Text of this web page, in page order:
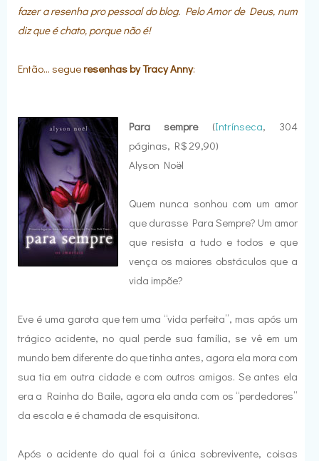
fazer a resenha pro pessoal do blog. Pelo Amor de Deus, num
diz que é chato, porque não é!
Então... segueresenhas by Tracy Anny:
Para sempre(Intrínseca, 304
páginas, R$ 29,90)
Alyson Noël
Quem nunca sonhou com um amor
que durasse Para Sempre? Um amor
que resista a tudo e todos e que
vença os maiores obstáculos que a
vida impõe?
Eve é uma garota que tem uma “vida perfeita”, mas após um
trágico acidente, no qual perde sua família, se vê em um
mundo bem diferente do que tinha antes, agora ela mora com
sua tia em outra cidade e com outros amigos. Se antes ela
era a Rainha do Baile, agora ela anda com os “perdedores”
da escola e é chamada de esquisitona.
Após o acidente do qual foi a única sobrevivente, coisas